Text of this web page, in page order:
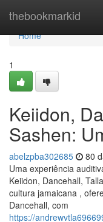
thebookmarkid
Home
Home
1
Keiidon,
Sashen:
abelzpba302685 80
Uma experiência
Keiidon, Dancehall,
cultura jamaicana ,
Dancehall, com
https://